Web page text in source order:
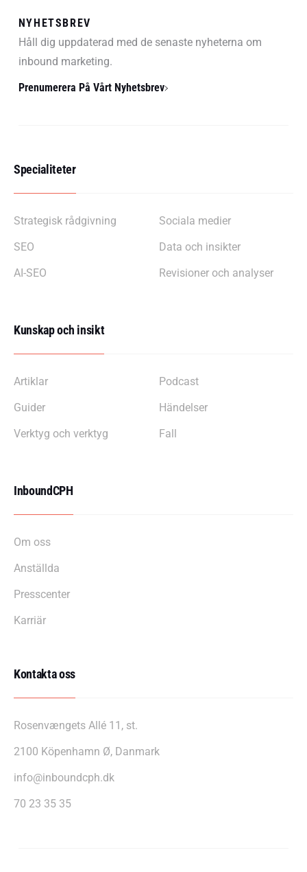
NYHETSBREV
Håll dig uppdaterad med de senaste nyheterna om
inbound marketing.
Prenumerera På Vårt Nyhetsbrev
Specialiteter
Strategisk rådgivning
SEO
AI-SEO
Sociala medier
Data och insikter
Revisioner och analyser
Kunskap och insikt
Artiklar
Guider
Verktyg och verktyg
Podcast
Händelser
Fall
InboundCPH
Om oss
Anställda
Presscenter
Karriär
Kontakta oss
Rosenvængets Allé 11, st.
2100 Köpenhamn Ø, Danmark
info@inboundcph.dk
70 23 35 35